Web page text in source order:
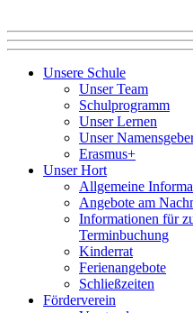
Unsere Schule
Unser Team
Schulprogramm
Unser Lernen
Unser
Erasmus+
Unser Hort
Allgemeine
Angebote am
Informationen für
Terminbuchung
Kinderrat
Ferienangebote
Schließzeiten
Förderverein